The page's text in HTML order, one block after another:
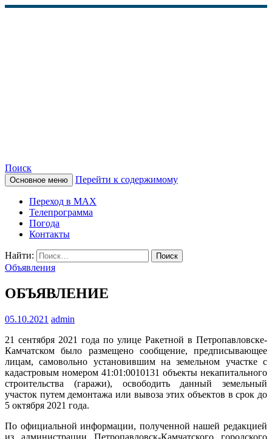
КАМЧАТСКОЕ
ИНФОРМАЦИОННОЕ
АГЕНТСТВО (КИА
«ВЕСТИ»)
Поиск
Основное меню Перейти к содержимому
Переход в MAX
Телепрограмма
Погода
Контакты
Найти:
Объявления
ОБЪЯВЛЕНИЕ
05.10.2021 admin
21 сентября 2021 года по улице Ракетной в Петропавловске-
Камчатском было размещено сообщение, предписывающее
лицам, самовольно установившим на земельном участке с
кадастровым номером 41:01:0010131 объекты некапитального
строительства (гаражи), освободить данный земельный
участок путем демонтажа или вывоза этих объектов в срок до
5 октября 2021 года.
По официальной информации, полученной нашей редакцией
из администрации Петропавловск-Камчатского городского